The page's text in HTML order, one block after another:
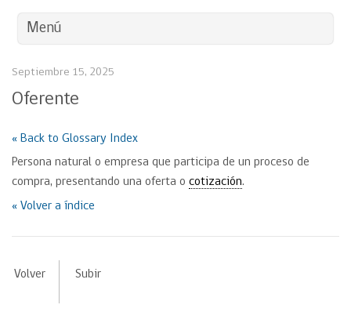
Menú
Septiembre 15, 2025
Oferente
« Back to Glossary Index
Persona natural o empresa que participa de un proceso de
compra, presentando una oferta o cotización.
« Volver a índice
Volver Subir